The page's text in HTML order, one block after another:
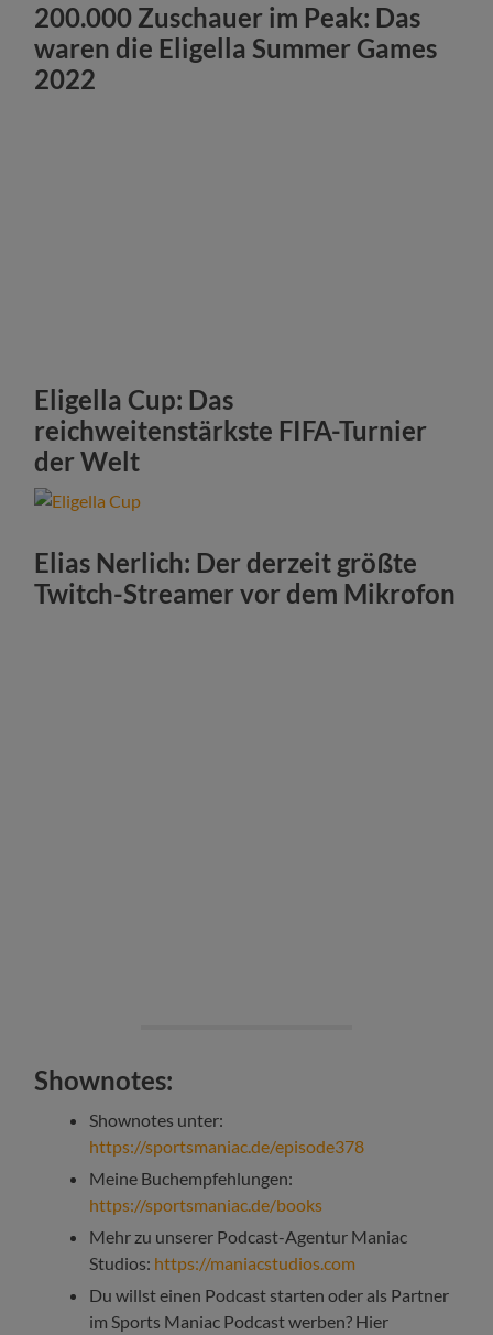
200.000 Zuschauer im Peak: Das
waren die Eligella Summer Games
2022
Eligella Cup: Das
reichweitenstärkste FIFA-Turnier
der Welt
Elias Nerlich: Der derzeit größte
Twitch-Streamer vor dem Mikrofon
Shownotes:
Shownotes unter:
https://sportsmaniac.de/episode378
Meine Buchempfehlungen:
https://sportsmaniac.de/books
Mehr zu unserer Podcast-Agentur Maniac
Studios: https://maniacstudios.com
Du willst einen Podcast starten oder als Partner
im Sports Maniac Podcast werben? Hier